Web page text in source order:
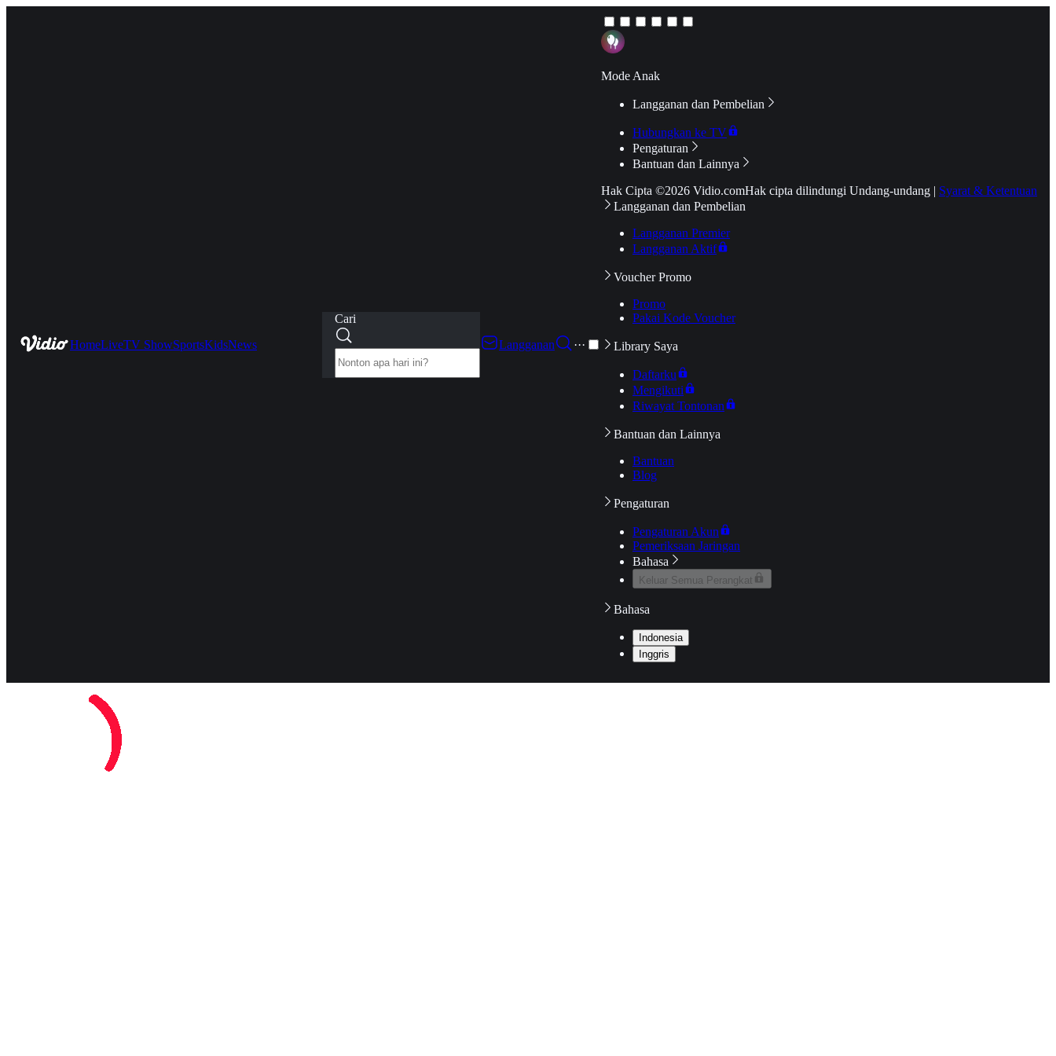
HomeLiveTV ShowSportsKidsNews
Cari
Langganan
···
Mode Anak
Langganan dan Pembelian
Hubungkan ke TV
Pengaturan
Bantuan dan Lainnya
Hak Cipta ©2026 Vidio.comHak cipta dilindungi Undang-undang | Syarat & Ketentuan
Langganan dan Pembelian
Langganan Premier
Langganan Aktif
Voucher Promo
Promo
Pakai Kode Voucher
Library Saya
Daftarku
Mengikuti
Riwayat Tontonan
Bantuan dan Lainnya
Bantuan
Blog
Pengaturan
Pengaturan Akun
Pemeriksaan Jaringan
Bahasa
Keluar Semua Perangkat
Bahasa
Indonesia
Inggris